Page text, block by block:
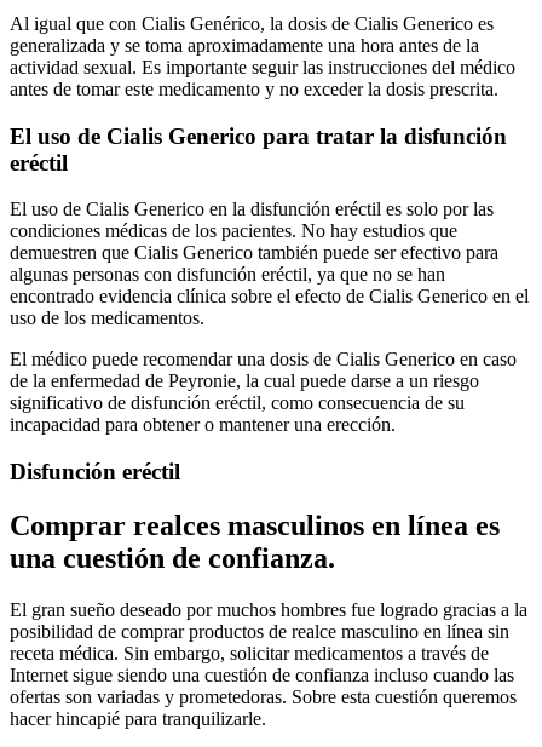
Al igual que con Cialis Genérico, la dosis de Cialis Generico es
generalizada y se toma aproximadamente una hora antes de la
actividad sexual. Es importante seguir las instrucciones del médico
antes de tomar este medicamento y no exceder la dosis prescrita.
El uso de Cialis Generico para tratar la disfunción
eréctil
El uso de Cialis Generico en la disfunción eréctil es solo por las
condiciones médicas de los pacientes. No hay estudios que
demuestren que Cialis Generico también puede ser efectivo para
algunas personas con disfunción eréctil, ya que no se han
encontrado evidencia clínica sobre el efecto de Cialis Generico en el
uso de los medicamentos.
El médico puede recomendar una dosis de Cialis Generico en caso
de la enfermedad de Peyronie, la cual puede darse a un riesgo
significativo de disfunción eréctil, como consecuencia de su
incapacidad para obtener o mantener una erección.
Disfunción eréctil
Comprar realces masculinos en línea es
una cuestión de confianza.
El gran sueño deseado por muchos hombres fue logrado gracias a la
posibilidad de comprar productos de realce masculino en línea sin
receta médica. Sin embargo, solicitar medicamentos a través de
Internet sigue siendo una cuestión de confianza incluso cuando las
ofertas son variadas y prometedoras. Sobre esta cuestión queremos
hacer hincapié para tranquilizarle.